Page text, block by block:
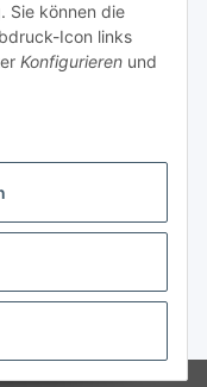
Sie können die
Icon links
Konfigurieren und